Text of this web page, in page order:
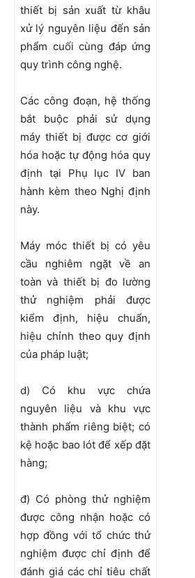
thiết bị sản xuất từ khâu
xử lý nguyên liệu đến sản
phẩm cuối cùng đáp ứng
quy trình công nghệ.
Các công đoạn, hệ thống
bắt buộc phải sử dụng
máy thiết bị được cơ giới
hóa hoặc tự động hóa quy
định tại Phụ lục IV ban
hành kèm theo Nghị định
này.
Máy móc thiết bị có yêu
cầu nghiêm ngặt về an
toàn và thiết bị đo lường
thử nghiệm phải được
kiểm định, hiệu chuẩn,
hiệu chỉnh theo quy định
của pháp luật;
d) Có khu vực chứa
nguyên liệu và khu vực
thành phẩm riêng biệt; có
kệ hoặc bao lót để xếp đặt
hàng;
đ) Có phòng thử nghiệm
được công nhận hoặc có
hợp đồng với tổ chức thử
nghiệm được chỉ định để
đánh giá các chỉ tiêu chất